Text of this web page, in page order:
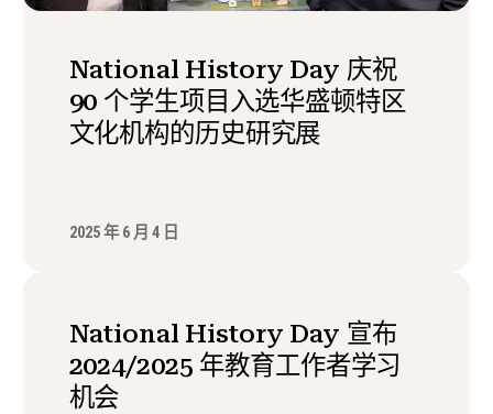
National History Day 庆祝
90 个学生项目入选华盛顿特区
文化机构的历史研究展
2025 年 6 月 4 日
National History Day 宣布
2024/2025 年教育工作者学习
机会